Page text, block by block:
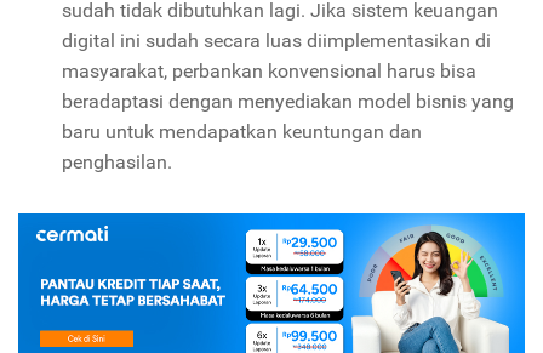
sudah tidak dibutuhkan lagi. Jika sistem keuangan
digital ini sudah secara luas diimplementasikan di
masyarakat, perbankan konvensional harus bisa
beradaptasi dengan menyediakan model bisnis yang
baru untuk mendapatkan keuntungan dan
penghasilan.